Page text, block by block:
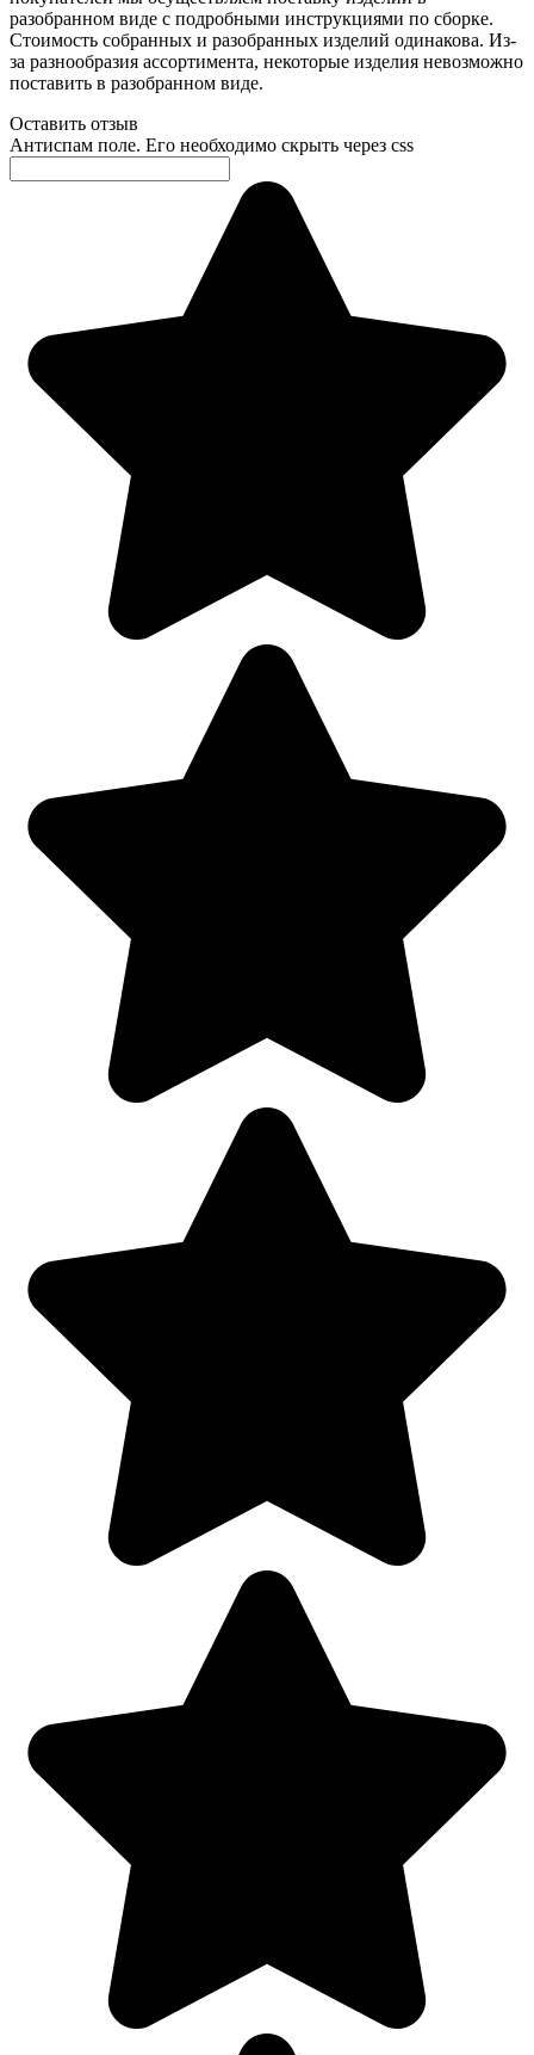
разобранном виде с подробными инструкциями по сборке.
Стоимость собранных и разобранных изделий одинакова. Из-
за разнообразия ассортимента, некоторые изделия невозможно
поставить в разобранном виде.
Оставить отзыв
Антиспам поле. Его необходимо скрыть через css